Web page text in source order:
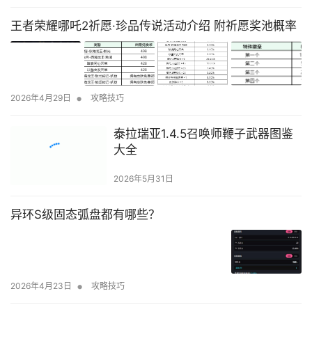
王者荣耀哪吒2祈愿·珍品传说活动介绍 附祈愿奖池概率
2026年4月29日 • 攻略技巧
泰拉瑞亚1.4.5召唤师鞭子武器图鉴
大全
2026年5月31日
异环S级固态弧盘都有哪些？
2026年4月23日 • 攻略技巧